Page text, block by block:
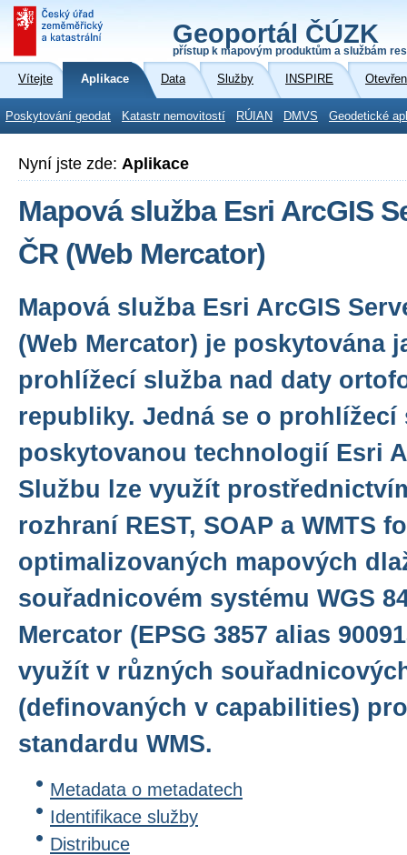
Geoportál ČÚZK
přístup k mapovým produktům a službám
Vítejte Aplikace Data Služby INSPIRE
Poskytování geodat Katastr nemovitostí RÚIAN DMVS Geodetické
Nyní jste zde: Aplikace
Mapová služba Esri ArcGIS
ČR (Web Mercator)
Mapová služba Esri ArcGIS
(Web Mercator) je poskytována
prohlížecí služba nad daty
republiky. Jedná se o prohlížecí
poskytovanou technologií Esri
Službu lze využít
rozhraní REST, SOAP a WMTS
optimalizovaných mapových
souřadnicovém systému WGS
Mercator (EPSG 3857 alias
využít v různých
(definovaných v capabilities)
standardu WMS.
Metadata o metadatech
Identifikace služby
Distribuce